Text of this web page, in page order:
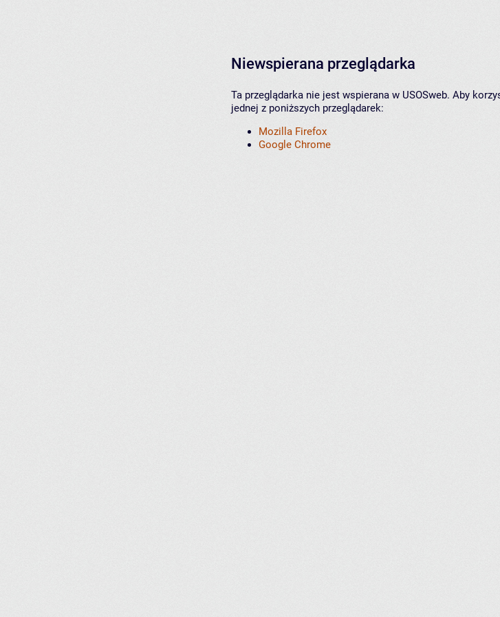
Niewspierana przeglądarka
Ta przeglądarka nie jest wspierana w USOSweb. Aby
jednej z poniższych przeglądarek:
Mozilla Firefox
Google Chrome